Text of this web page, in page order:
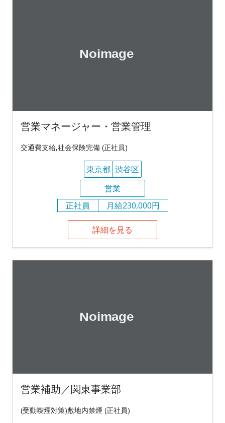
営業マネージャー・営業管理
交通費支給,社会保険完備 (正社員)
東京都 渋谷区
営業
正社員
月給230,000円
詳細を見る
営業補助／関東事業部
(受動喫煙対策)敷地内禁煙 (正社員)